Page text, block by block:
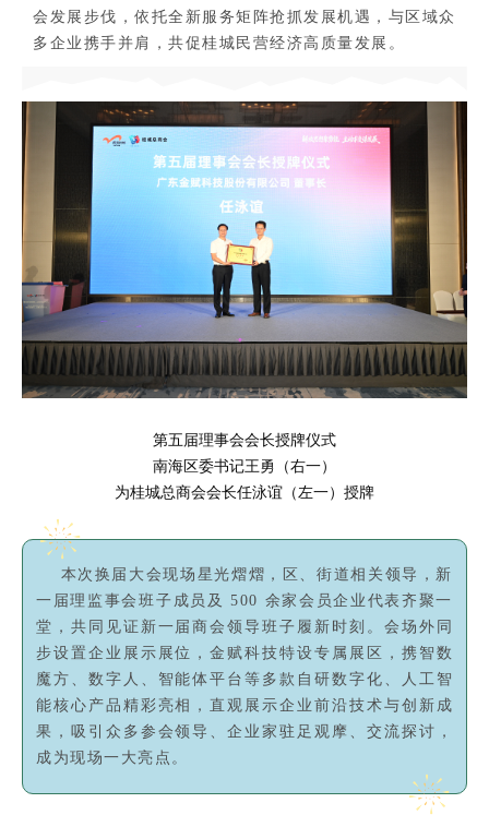
会发展步伐，依托全新服务矩阵抢抓发展机遇，与区域众
多企业携手并肩，共促桂城民营经济高质量发展。
第五届理事会会长授牌仪式
南海区委书记王勇（右一）
为桂城总商会会长任泳谊（左一）授牌
本次换届大会现场星光熠熠，区、街道相关领导，新
一届理监事会班子成员及 500 余家会员企业代表齐聚一
堂，共同见证新一届商会领导班子履新时刻。会场外同
步设置企业展示展位，金赋科技特设专属展区，携智数
魔方、数字人、智能体平台等多款自研数字化、人工智
能核心产品精彩亮相，直观展示企业前沿技术与创新成
果，吸引众多参会领导、企业家驻足观摩、交流探讨，
成为现场一大亮点。